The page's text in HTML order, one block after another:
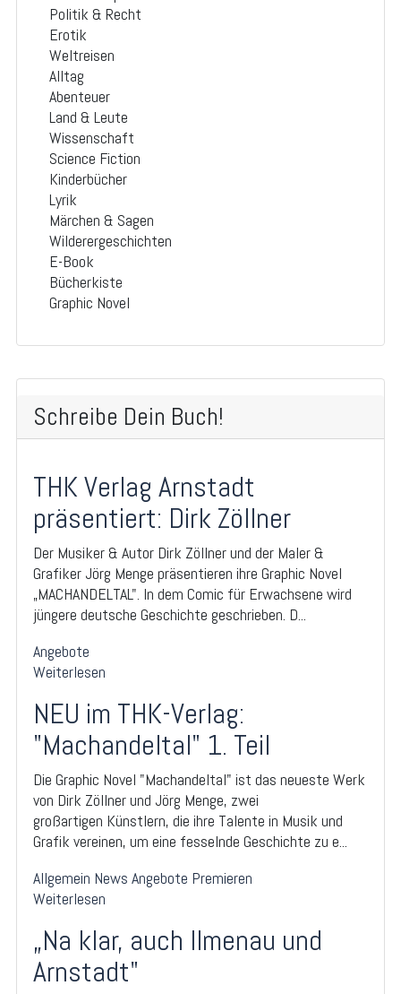
Politik & Recht
Erotik
Weltreisen
Alltag
Abenteuer
Land & Leute
Wissenschaft
Science Fiction
Kinderbücher
Lyrik
Märchen & Sagen
Wilderergeschichten
E-Book
Bücherkiste
Graphic Novel
Schreibe Dein Buch!
THK Verlag Arnstadt
präsentiert: Dirk Zöllner
Der Musiker & Autor Dirk Zöllner und der Maler &
Grafiker Jörg Menge präsentieren ihre Graphic Novel
„MACHANDELTAL". In dem Comic für Erwachsene wird
jüngere deutsche Geschichte geschrieben. D...
Angebote
Weiterlesen
NEU im THK-Verlag:
"Machandeltal" 1. Teil
Die Graphic Novel "Machandeltal" ist das neueste Werk
von Dirk Zöllner und Jörg Menge, zwei
großartigen Künstlern, die ihre Talente in Musik und
Grafik vereinen, um eine fesselnde Geschichte zu e...
Allgemein News Angebote Premieren
Weiterlesen
„Na klar, auch Ilmenau und
Arnstadt"